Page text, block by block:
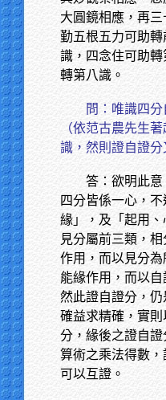
大圓鏡相應，再
勤五根五力可助
識，四念住可助
轉第八識。
問：唯識四
（依范古農先生
識，然則證自證分
答：欲明此意
四分皆係一心，
緣」，及「起用、
見分屬前三類，
作用，而以見分
能緣作用，而以
然此證自證分，
確益求精確，實
分，緣後之證自
算術之乘法得數
可以互證。